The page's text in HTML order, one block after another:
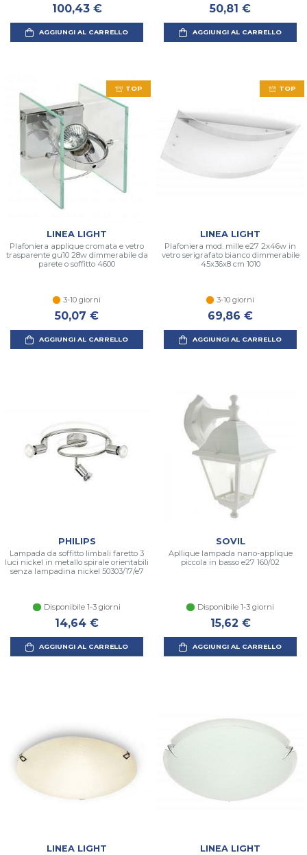
100,43 €
AGGIUNGI AL CARRELLO
50,81 €
AGGIUNGI AL CARRELLO
TOP
LINEA LIGHT
Plafoniera applique cromata e vetro
trasparente gu10 28w dimmerabile da
parete o soffitto 4600
3-10 giorni
50,07 €
AGGIUNGI AL CARRELLO
TOP
LINEA LIGHT
Plafoniera mod. mille e27 2x46w in
vetro serigrafato bianco dimmerabile
45x36x8 cm 1010
3-10 giorni
69,86 €
AGGIUNGI AL CARRELLO
PHILIPS
Lampada da soffitto limbali faretto 3
luci nickel in metallo spirale orientabili
senza lampadina nickel 50303/17/e7
Disponibile 1-3 giorni
14,64 €
AGGIUNGI AL CARRELLO
SOVIL
Apllique lampada nano-applique
piccola in basso e27 160/02
Disponibile 1-3 giorni
15,62 €
AGGIUNGI AL CARRELLO
LINEA LIGHT LINEA LIGHT